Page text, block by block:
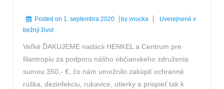
Posted on 1. septembra 2020 by vnucka
Uverejnené v
bežný život
Veľké ĎAKUJEME nadácii HENKEL a Centrum pre
filantropiu za podporu nášho občianskeho združenia
sumou 350,- €, čo nám umožnilo zakúpiť ochranné
rúška, dezinfekciu, rukavice, utierky a prispieť tak k